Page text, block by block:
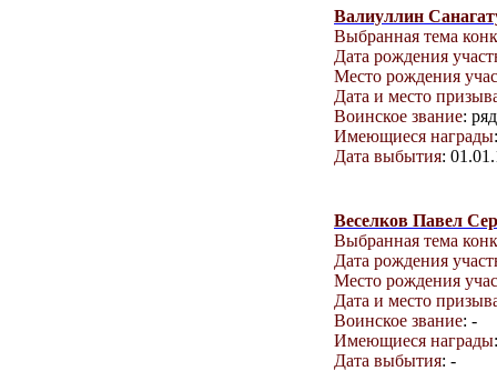
Валиуллин
Выбранная тема
Дата рождения
Место рождения
Дата и место
Воинское звание:
Имеющиеся награды
Дата выбытия:
Веселков Павел
Выбранная тема
Дата рождения
Место рождения
Дата и место
Воинское звание: -
Имеющиеся награды
Дата выбытия: -